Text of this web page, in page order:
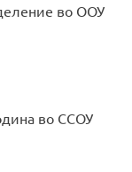
во ООУ
во ССОУ